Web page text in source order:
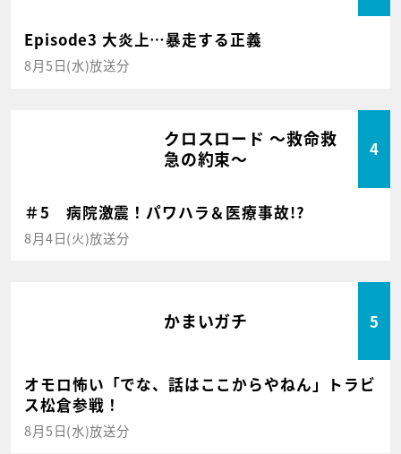
Episode3 大炎上…暴走する正義
8月5日(水)放送分
クロスロード ～救命救
急の約束～
4
＃5 病院激震！パワハラ＆医療事故!?
8月4日(火)放送分
かまいガチ 5
オモロ怖い「でな、話はここからやねん」トラビ
ス松倉参戦！
8月5日(水)放送分